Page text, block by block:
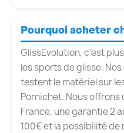
Pourquoi acheter
GlissEvolution, c'est
les sports de glisse.
testent le matériel sur
Pornichet. Nous offrons
France, une garantie 2
100€ et la possibilité